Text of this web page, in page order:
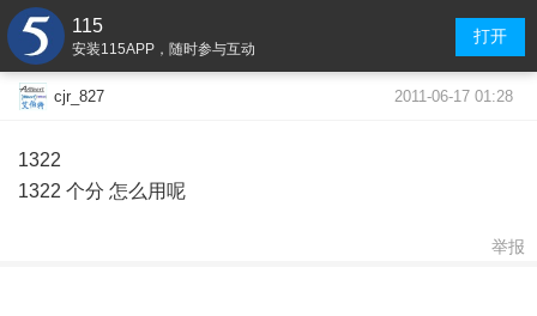
115
安装115APP，随时参与互动
打开
cjr_827 2011-06-17 01:28
1322
1322 个分 怎么用呢
举报